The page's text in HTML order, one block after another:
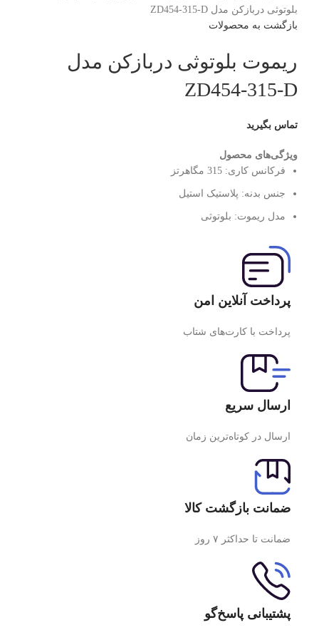
بلوتوثی دربازکن مدل ZD454-315-D
بازگشت به محصولات
ریموت بلوتوثی دربازکن مدل
ZD454-315-D
تماس بگیرید
ویژگی‌های محصول
فرکانس کاری: 315 مگاهرتز
جنس بدنه: پلاستیک استیل
مدل ریموت: بلوتوثی
پرداخت آنلاین امن
پرداخت با کارت‌های شتاب
ارسال سریع
ارسال در کوتاه‌ترین زمان
ضمانت بازگشت کالا
ضمانت تا حداکثر ۷ روز
پشتیبانی پاسخ‌گو